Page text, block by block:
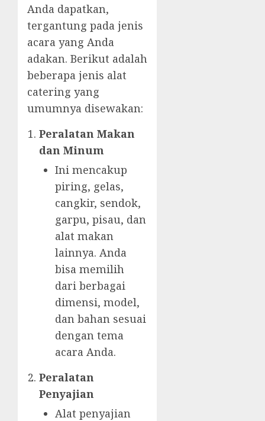
Anda dapatkan,
tergantung pada jenis
acara yang Anda
adakan. Berikut adalah
beberapa jenis alat
catering yang
umumnya disewakan:
Peralatan Makan
dan Minum
Ini mencakup
piring, gelas,
cangkir, sendok,
garpu, pisau, dan
alat makan
lainnya. Anda
bisa memilih
dari berbagai
dimensi, model,
dan bahan sesuai
dengan tema
acara Anda.
Peralatan
Penyajian
Alat penyajian